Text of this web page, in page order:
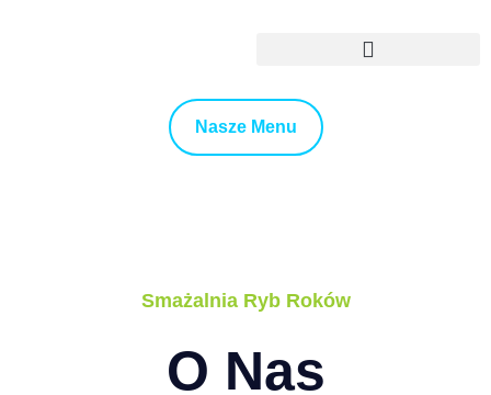
Nasze Menu
Smażalnia Ryb Roków
O Nas